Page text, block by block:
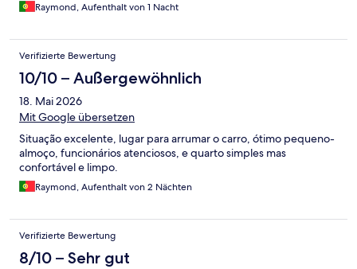
Raymond, Aufenthalt von 1 Nacht
Verifizierte Bewertung
10/10 – Außergewöhnlich
18. Mai 2026
Mit Google übersetzen
Situação excelente, lugar para arrumar o carro, ótimo pequeno-
almoço, funcionários atenciosos, e quarto simples mas
confortável e limpo.
Raymond, Aufenthalt von 2 Nächten
Verifizierte Bewertung
8/10 – Sehr gut